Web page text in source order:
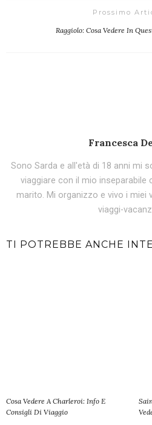
Prossimo
Raggiolo: Cosa Vedere In
Francesca
Sono Sarda e all'età di 18 anni mi
viaggiare con il mio inseparabile
marito. Mi organizzo e vivo i miei
viaggi-
TI POTREBBE ANCHE
Cosa Vedere A Charleroi: Info E
Consigli Di Viaggio